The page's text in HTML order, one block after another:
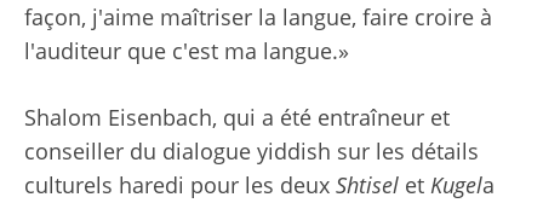
façon, j'aime maîtriser la langue, faire croire à
l'auditeur que c'est ma langue.»
Shalom Eisenbach, qui a été entraîneur et
conseiller du dialogue yiddish sur les détails
culturels haredi pour les deux Shtisel et Kugela